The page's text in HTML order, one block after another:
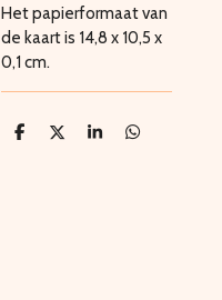
Het papierformaat van
de kaart is 14,8 x 10,5 x
0,1 cm.
D
D
S
D